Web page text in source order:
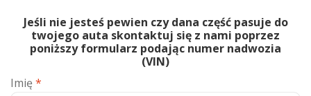
Jeśli nie jesteś pewien czy dana część pasuje do
twojego auta skontaktuj się z nami poprzez
poniższy formularz podając numer nadwozia
(VIN)
Imię *